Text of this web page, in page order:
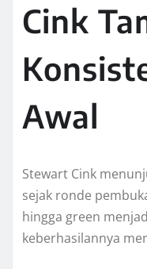
Cink
Awal
Stewart Cink
sejak ronde
hingga green
keberhasilannya